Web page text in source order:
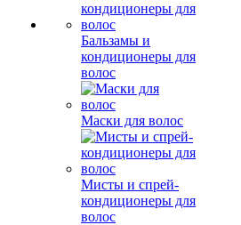
Бальзамы и
кондиционеры для
волос
Маски для волос
Мисты и спрей-
кондиционеры для
волос